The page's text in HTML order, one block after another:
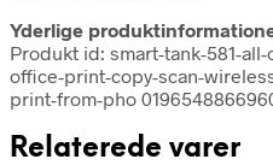
Yderlige
Produkt id: smart-tank-581-
office-print-copy-scan-
print-from-pho
Relaterede varer